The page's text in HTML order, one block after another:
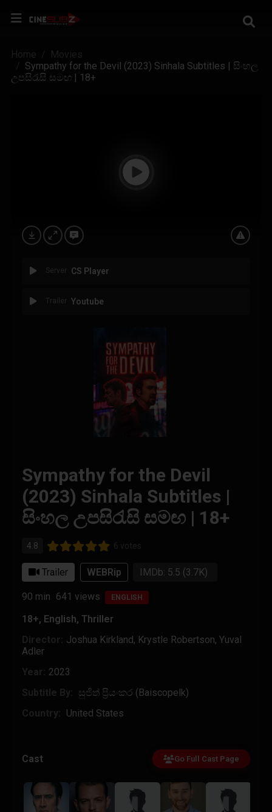
Home
Movies
Sympathy for the Devil (2023) Sinhala Subtitles | සිංහල
උපසිරැසි සමඟ | 18+
Server CS Player
Trailer Youtube
Sympathy for the Devil
(2023) Sinhala Subtitles |
සිංහල උපසිරැසි සමඟ | 18+
4.8 6 votes
Trailer WEBRip IMDb: 5.5 (3.7K)
90 min 641 views ENGLISH
18+, English,Thriller
Director: Joshua Kirkland, Krystle Robertson, Yuval
Adler
Year: 2023
Subtitle By:
සුජිත් ප්‍රියංකර (Baiscopelk)
Country:
United States
Cast Go Full Cast Page